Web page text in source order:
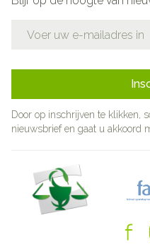
Door op inschrijven te klikken,
nieuwsbrief en gaat u akkoord